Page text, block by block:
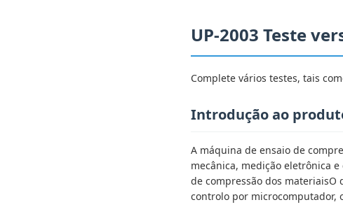
UP-2003 Teste
Complete vários testes, tais
Introdução ao
A máquina de ensaio de
mecânica, medição eletrônica
de compressão dos
controlo por microcomputador,